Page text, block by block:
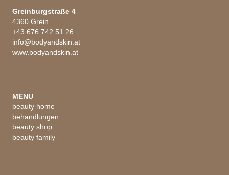
Greinburgstraße 4
4360 Grein
+43 676 742 51 26
info@bodyandskin.at
www.bodyandskin.at
MENU
beauty home
behandlungen
beauty shop
beauty family